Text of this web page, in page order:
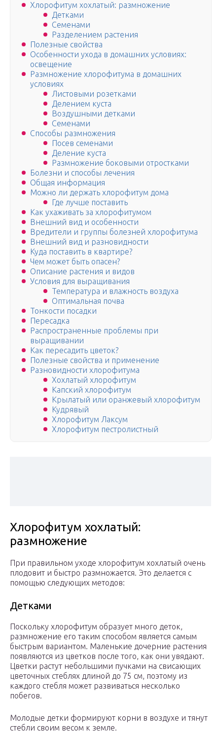
Хлорофитум хохлатый: размножение
Детками
Семенами
Разделением растения
Полезные свойства
Особенности ухода в домашних условиях:
освещение
Размножение хлорофитума в домашних
условиях
Листовыми розетками
Делением куста
Воздушными детками
Семенами
Способы размножения
Посев семенами
Деление куста
Размножение боковыми отростками
Болезни и способы лечения
Общая информация
Можно ли держать хлорофитум дома
Где лучше поставить
Как ухаживать за хлорофитумом
Внешний вид и особенности
Вредители и группы болезней хлорофитума
Внешний вид и разновидности
Куда поставить в квартире?
Чем может быть опасен?
Описание растения и видов
Условия для выращивания
Температура и влажность воздуха
Оптимальная почва
Тонкости посадки
Пересадка
Распространенные проблемы при
выращивании
Как пересадить цветок?
Полезные свойства и применение
Разновидности хлорофитума
Хохлатый хлорофитум
Капский хлорофитум
Крылатый или оранжевый хлорофитум
Кудрявый
Хлорофитум Лаксум
Хлорофитум пестролистный
Хлорофитум хохлатый:
размножение
При правильном уходе хлорофитум хохлатый очень
плодовит и быстро размножается. Это делается с
помощью следующих методов:
Детками
Поскольку хлорофитум образует много деток,
размножение его таким способом является самым
быстрым вариантом. Маленькие дочерние растения
появляются из цветков после того, как они увядают.
Цветки растут небольшими пучками на свисающих
цветочных стеблях длиной до 75 см, поэтому из
каждого стебля может развиваться несколько
побегов.
Молодые детки формируют корни в воздухе и тянут
стебли своим весом к земле.